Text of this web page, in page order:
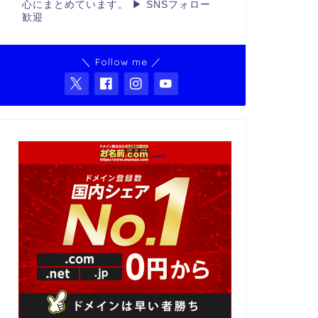
心にまとめています。 ▶ SNSフォロー
歓迎
＼ Follow me ／